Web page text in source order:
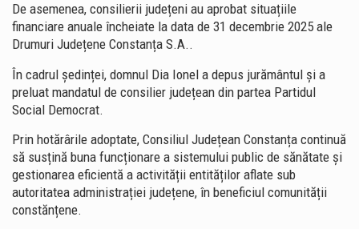
De asemenea, consilierii județeni au aprobat situațiile
financiare anuale încheiate la data de 31 decembrie 2025 ale
Drumuri Județene Constanța S.A..
În cadrul ședinței, domnul Dia Ionel a depus jurământul și a
preluat mandatul de consilier județean din partea Partidul
Social Democrat.
Prin hotărârile adoptate, Consiliul Județean Constanța continuă
să susțină buna funcționare a sistemului public de sănătate și
gestionarea eficientă a activității entităților aflate sub
autoritatea administrației județene, în beneficiul comunității
constănțene.